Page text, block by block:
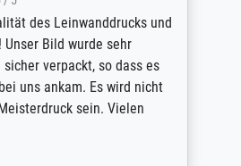
des Leinwanddrucks und
Bild wurde sehr
verpackt, so dass es
uns ankam. Es wird nicht
sein. Vielen